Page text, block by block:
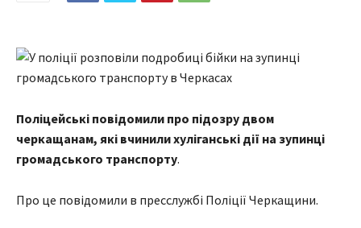
Поліцейські повідомили про підозру двом
черкащанам, які вчинили хуліганські дії на зупинці
громадського транспорту.
Про це повідомили в пресслужбі Поліції Черкащини.